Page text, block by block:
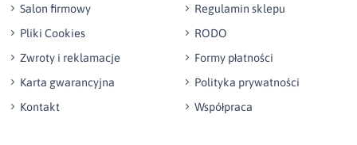
Wyślij opinię
Salon firmowy
Regulamin sklepu
Pliki Cookies
RODO
Zwroty i reklamacje
Formy płatności
Karta gwarancyjna
Polityka prywatności
Kontakt
Współpraca